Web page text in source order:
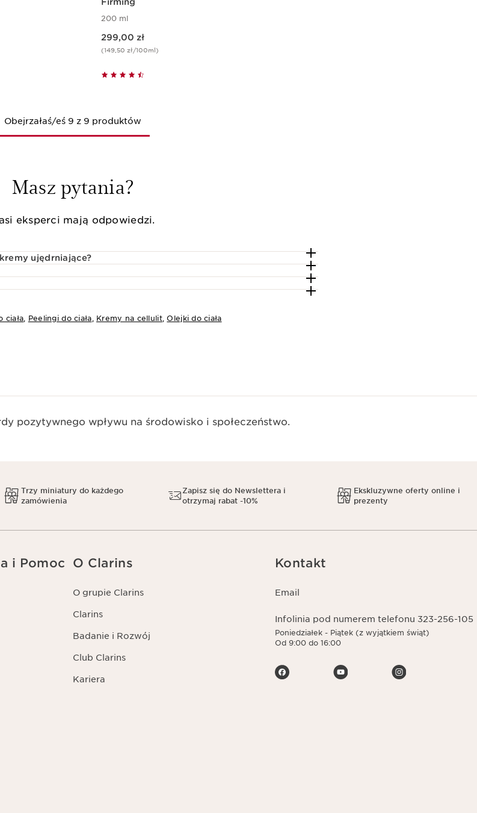
200 ml
299,00 zł
(149,50 zł/100ml)
Obejrzałaś/eś 9 z 9 produktów
Masz pytania?
eksperci mają odpowiedzi.
ujędrniające?
ciała, Peelingi do ciała, Kremy na cellulit,Olejki do ciała
pozytywnego wpływu na środowisko i społeczeństwo.​
Trzy miniatury do każdego
zamówienia
Zapisz się do Newslettera i
otrzymaj rabat -10%
Ekskluzywne oferty online i
prezenty
i Pomoc O Clarins
O grupie Clarins
Clarins
Badanie i Rozwój
Club Clarins
Kariera
Kontakt
Email
Infolinia pod numerem telefonu 323-256-105
Poniedziałek - Piątek (z wyjątkiem świąt)
Od 9:00 do 16:00